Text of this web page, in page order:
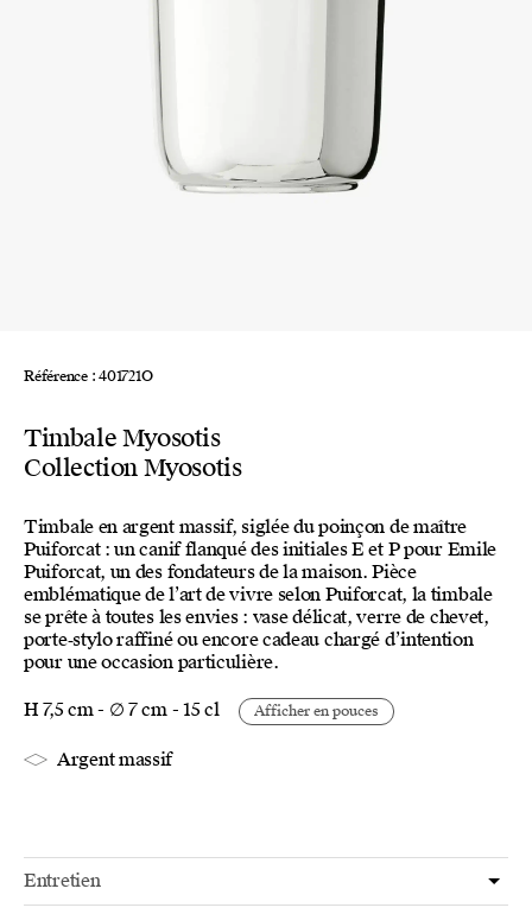
Référence : 401721O
Timbale Myosotis
Collection Myosotis
Timbale en argent massif, siglée du poinçon de maître
Puiforcat : un canif flanqué des initiales E et P pour Emile
Puiforcat, un des fondateurs de la maison. Pièce
emblématique de l’art de vivre selon Puiforcat, la timbale
se prête à toutes les envies : vase délicat, verre de chevet,
porte‑stylo raffiné ou encore cadeau chargé d’intention
pour une occasion particulière.
H 7,5 cm - ∅ 7 cm - 15 cl Afficher en pouces
Argent massif
Entretien